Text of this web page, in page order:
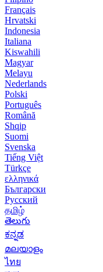
Français
Hrvatski
Indonesia
Italiana
Kiswahili
Magyar
Melayu
Nederlands
Polski
Português
Română
Shqip
Suomi
Svenska
Tiếng Việt
Türkçe
ελληνικά
Български
Русский
தமிழ்
తెలుగు
ಕನ್ನಡ
മലയാളം
ไทย